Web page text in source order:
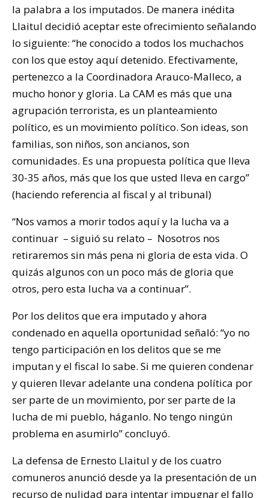
la palabra a los imputados. De manera inédita
Llaitul decidió aceptar este ofrecimiento señalando
lo siguiente: “he conocido a todos los muchachos
con los que estoy aquí detenido. Efectivamente,
pertenezco a la Coordinadora Arauco-Malleco, a
mucho honor y gloria. La CAM es más que una
agrupación terrorista, es un planteamiento
político, es un movimiento político. Son ideas, son
familias, son niños, son ancianos, son
comunidades. Es una propuesta política que lleva
30-35 años, más que los que usted lleva en cargo”
(haciendo referencia al fiscal y al tribunal)
“Nos vamos a morir todos aquí y la lucha va a
continuar – siguió su relato – Nosotros nos
retiraremos sin más pena ni gloria de esta vida. O
quizás algunos con un poco más de gloria que
otros, pero esta lucha va a continuar”.
Por los delitos que era imputado y ahora
condenado en aquella oportunidad señaló: “yo no
tengo participación en los delitos que se me
imputan y el fiscal lo sabe. Si me quieren condenar
y quieren llevar adelante una condena política por
ser parte de un movimiento, por ser parte de la
lucha de mi pueblo, háganlo. No tengo ningún
problema en asumirlo” concluyó.
La defensa de Ernesto Llaitul y de los cuatro
comuneros anunció desde ya la presentación de un
recurso de nulidad para intentar impugnar el fallo